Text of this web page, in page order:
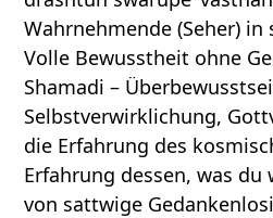
Wahrnehmende (Seher)
Volle Bewusstheit ohne
Shamadi –
Selbstverwirklichung,
die Erfahrung des
Erfahrung dessen, was
von sattwige